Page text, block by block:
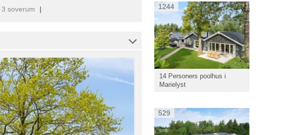
1244
14 Personers poolhus i
Marielyst
529
3 soverum |